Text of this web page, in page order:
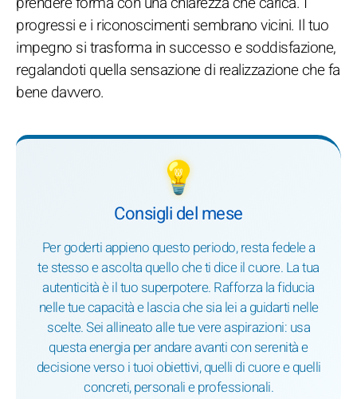
progressi e i riconoscimenti sembrano vicini. Il tuo
impegno si trasforma in successo e soddisfazione,
regalandoti quella sensazione di realizzazione che fa
bene davvero.
💡
Consigli del mese
Per goderti appieno questo periodo, resta fedele a
te stesso e ascolta quello che ti dice il cuore. La tua
autenticità è il tuo superpotere. Rafforza la fiducia
nelle tue capacità e lascia che sia lei a guidarti nelle
scelte. Sei allineato alle tue vere aspirazioni: usa
questa energia per andare avanti con serenità e
decisione verso i tuoi obiettivi, quelli di cuore e quelli
concreti, personali e professionali.